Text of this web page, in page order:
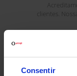
Consentir
clientes.